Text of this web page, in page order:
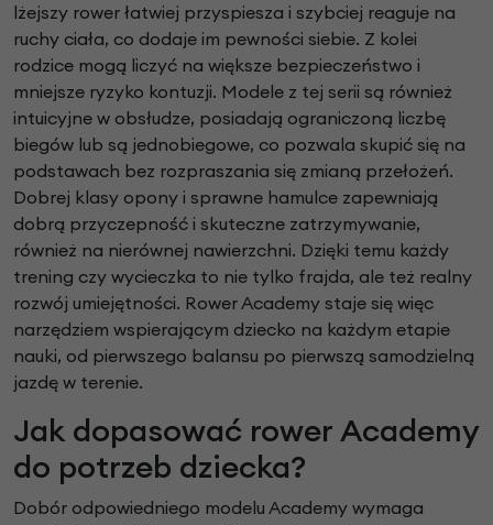
lżejszy rower łatwiej przyspiesza i szybciej reaguje na
ruchy ciała, co dodaje im pewności siebie. Z kolei
rodzice mogą liczyć na większe bezpieczeństwo i
mniejsze ryzyko kontuzji. Modele z tej serii są również
intuicyjne w obsłudze, posiadają ograniczoną liczbę
biegów lub są jednobiegowe, co pozwala skupić się na
podstawach bez rozpraszania się zmianą przełożeń.
Dobrej klasy opony i sprawne hamulce zapewniają
dobrą przyczepność i skuteczne zatrzymywanie,
również na nierównej nawierzchni. Dzięki temu każdy
trening czy wycieczka to nie tylko frajda, ale też realny
rozwój umiejętności. Rower Academy staje się więc
narzędziem wspierającym dziecko na każdym etapie
nauki, od pierwszego balansu po pierwszą samodzielną
jazdę w terenie.
Jak dopasować rower Academy
do potrzeb dziecka?
Dobór odpowiedniego modelu Academy wymaga